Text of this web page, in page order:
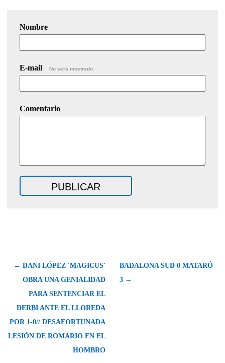
Nombre
E-mail No será mostrado.
Comentario
← DANI LÓPEZ 'MAGICUS'
OBRA UNA GENIALIDAD
PARA SENTENCIAR EL
DERBI ANTE EL LLOREDA
POR 1-0// DESAFORTUNADA
LESIÓN DE ROMARIO EN EL
HOMBRO
BADALONA SUD 0 MATARÓ
3 →